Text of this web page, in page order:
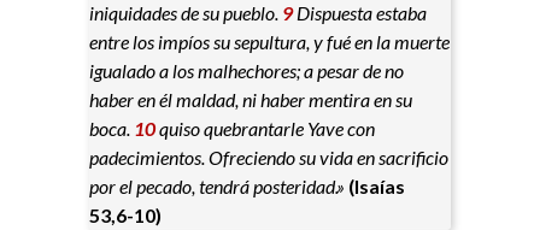
iniquidades de su pueblo. 9Dispuesta estaba
entre los impíos su sepultura, y fué en la muerte
igualado a los malhechores; a pesar de no
haber en él maldad, ni haber mentira en su
boca. 10quiso quebrantarle Yave con
padecimientos. Ofreciendo su vida en sacrificio
por el pecado, tendrá posteridad.» (Isaías
53,6-10)